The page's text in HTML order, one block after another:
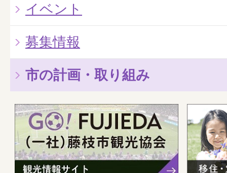
イベント
募集情報
市の計画・取り組み